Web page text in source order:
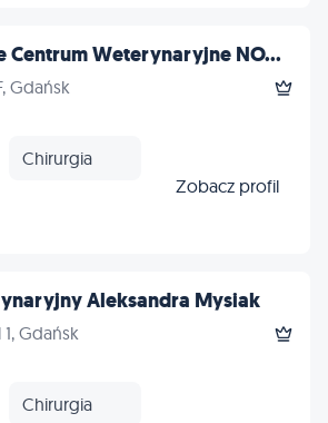
Centrum Weterynaryjne NO...
Gdańsk
Chirurgia
Zobacz profil
Aleksandra Mysiak
Gdańsk
Chirurgia